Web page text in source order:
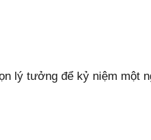
lý tưởng để kỷ niệm một